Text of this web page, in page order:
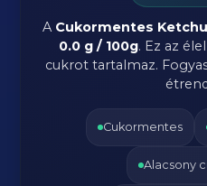
A Cukormentes
0.0 g / 100g. Ez az
cukrot tartalmaz.
Cukormentes
Alacsony